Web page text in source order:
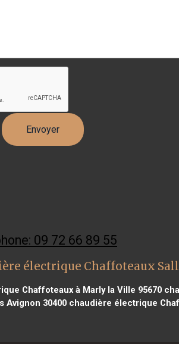
09 72 66 89 55
électrique Chaffoteaux
Chaffoteaux à Marly la Ville 95670
Avignon 30400 chaudière électrique